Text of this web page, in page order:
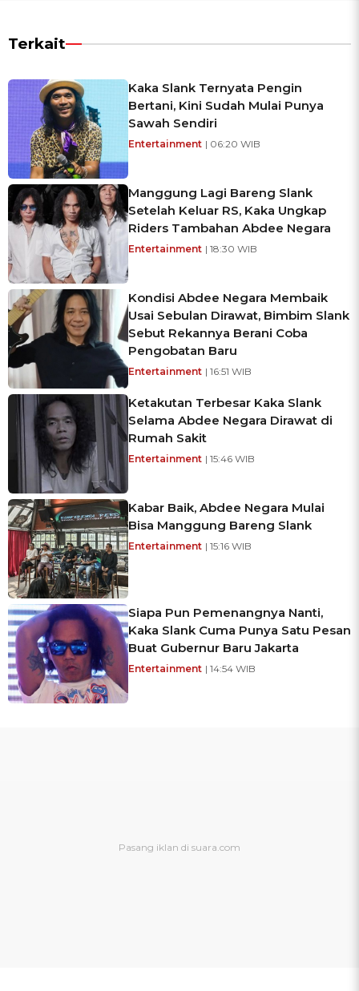
Terkait
Kaka Slank Ternyata Pengin
Bertani, Kini Sudah Mulai Punya
Sawah Sendiri
Entertainment | 06:20 WIB
Manggung Lagi Bareng Slank
Setelah Keluar RS, Kaka Ungkap
Riders Tambahan Abdee Negara
Entertainment | 18:30 WIB
Kondisi Abdee Negara Membaik
Usai Sebulan Dirawat, Bimbim Slank
Sebut Rekannya Berani Coba
Pengobatan Baru
Entertainment | 16:51 WIB
Ketakutan Terbesar Kaka Slank
Selama Abdee Negara Dirawat di
Rumah Sakit
Entertainment | 15:46 WIB
Kabar Baik, Abdee Negara Mulai
Bisa Manggung Bareng Slank
Entertainment | 15:16 WIB
Siapa Pun Pemenangnya Nanti,
Kaka Slank Cuma Punya Satu Pesan
Buat Gubernur Baru Jakarta
Entertainment | 14:54 WIB